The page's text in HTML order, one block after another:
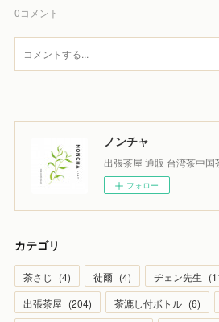
0コメント
ノンチャ
出張茶屋 通販 台湾茶中国
フォロー
カテゴリ
茶さじ (4) 徒爾 (4) ヂェン先生 (
出張茶屋 (204) 茶漉し付ボトル (6)